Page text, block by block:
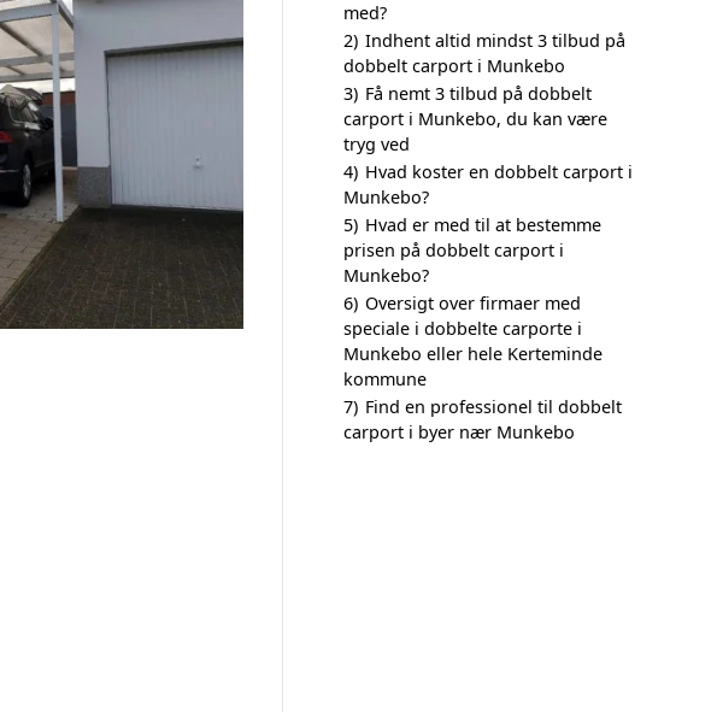
med?
2) Indhent altid mindst 3 tilbud på
dobbelt carport i Munkebo
3) Få nemt 3 tilbud på dobbelt
carport i Munkebo, du kan være
tryg ved
4) Hvad koster en dobbelt carport i
Munkebo?
5) Hvad er med til at bestemme
prisen på dobbelt carport i
Munkebo?
6) Oversigt over firmaer med
speciale i dobbelte carporte i
Munkebo eller hele Kerteminde
kommune
7) Find en professionel til dobbelt
carport i byer nær Munkebo